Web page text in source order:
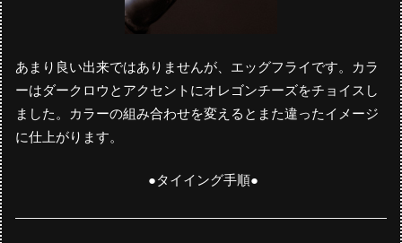
あまり良い出来ではありませんが、エッグフライです。カラ
ーはダークロウとアクセントにオレゴンチーズをチョイスし
ました。カラーの組み合わせを変えるとまた違ったイメージ
に仕上がります。
●タイイング手順●